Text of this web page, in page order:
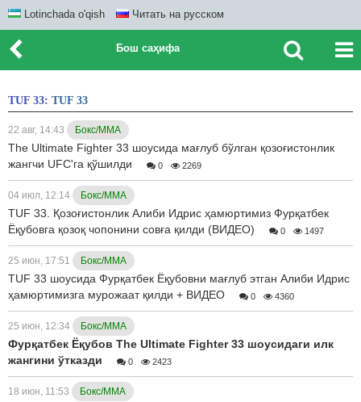
Lotinchada o'qish Читать на русском
Бош саҳифа
TUF 33: TUF 33
22 авг, 14:43 Бокс/ММА
The Ultimate Fighter 33 шоусида мағлуб бўлган қозоғистонлик
жангчи UFC'га қўшилди
0 2269
04 июл, 12:14 Бокс/ММА
TUF 33. Қозоғистонлик Алиби Идрис ҳамюртимиз Фурқатбек
Ёқубовга қозоқ чопонини совға қилди (ВИДЕО)
0 1497
25 июн, 17:51 Бокс/ММА
TUF 33 шоусида Фурқатбек Ёқубовни мағлуб этган Алиби Идрис
ҳамюртимизга мурожаат қилди + ВИДЕО
0 4360
25 июн, 12:34 Бокс/ММА
Фурқатбек Ёқубов The Ultimate Fighter 33 шоусидаги илк
жангини ўтказди
0 2423
18 июн, 11:53 Бокс/ММА